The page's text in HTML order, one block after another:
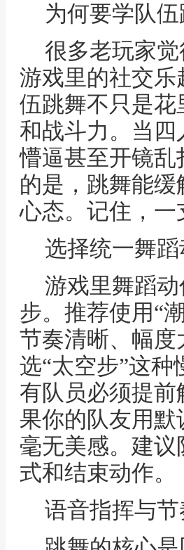
为何要学队伍
很多老玩家
游戏里的社交
伍跳舞不只是
和战斗力。当四
懵逼甚至开镜
的是，跳舞能
心态。记住，
选择统一舞蹈
游戏里舞蹈
步。推荐使用“
节奏清晰、幅
选“太空步”这
有队员必须提
果你的队友用
毫无美感。建
式和结束动作。
语音指挥与节